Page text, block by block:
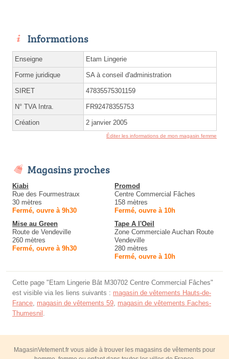
Informations
Enseigne Etam Lingerie
Forme juridique SA à conseil d'administration
SIRET 47835575301159
N° TVA Intra. FR92478355753
Création 2 janvier 2005
Éditer les informations de mon magasin femme
Magasins proches
Kiabi
Rue des Fourmestraux
30 mètres
Fermé, ouvre à 9h30
Promod
Centre Commercial Fâches
158 mètres
Fermé, ouvre à 10h
Mise au Green
Route de Vendeville
260 mètres
Fermé, ouvre à 9h30
Tape A l'Oeil
Zone Commerciale Auchan Route
Vendeville
280 mètres
Fermé, ouvre à 10h
Cette page "Etam Lingerie Bât M30702 Centre Commercial Fâches"
est visible via les liens suivants : magasin de vêtements Hauts-de-
France magasin de vêtements 59 magasin de vêtements Faches-
Thumesnil
MagasinVetement.fr vous aide à trouver les magasins de vêtements pour